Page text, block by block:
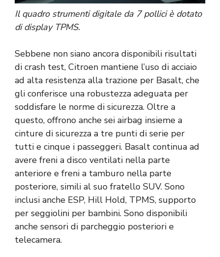
Il quadro strumenti digitale da 7 pollici è dotato
di display TPMS.
Sebbene non siano ancora disponibili risultati
di crash test, Citroen mantiene l’uso di acciaio
ad alta resistenza alla trazione per Basalt, che
gli conferisce una robustezza adeguata per
soddisfare le norme di sicurezza. Oltre a
questo, offrono anche sei airbag insieme a
cinture di sicurezza a tre punti di serie per
tutti e cinque i passeggeri. Basalt continua ad
avere freni a disco ventilati nella parte
anteriore e freni a tamburo nella parte
posteriore, simili al suo fratello SUV. Sono
inclusi anche ESP, Hill Hold, TPMS, supporto
per seggiolini per bambini. Sono disponibili
anche sensori di parcheggio posteriori e
telecamera.